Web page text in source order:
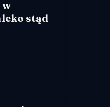
stąd